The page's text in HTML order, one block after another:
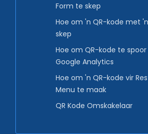
Form te skep
Hoe om 'n QR-kode met
skep
Hoe om QR-kode te
Google Analytics
Hoe om 'n QR-kode vir
Menu te maak
QR Kode Omskakelaar